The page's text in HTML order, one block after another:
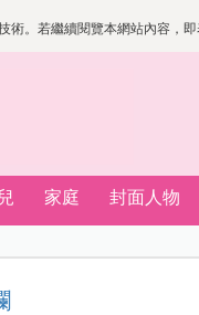
術。若繼續閱覽本網站內容，
家庭 封面人物